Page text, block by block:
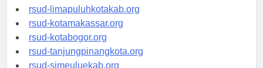
rsud-pasuruankota.org
rsud-limapuluhkotakab.org
rsud-kotamakassar.org
rsud-kotabogor.org
rsud-tanjungpinangkota.org